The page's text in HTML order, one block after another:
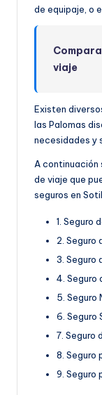
de equipaje, o
viaje
Existen
las Palomas
necesidades y
A continuación
de viaje que
seguros en
1. Seguro
2. Seguro
3. Seguro
4. Seguro
5. Seguro
6. Seguro
7. Seguro
8. Seguro
9. Seguro